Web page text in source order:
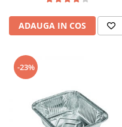
ADAUGA IN COS
-23%